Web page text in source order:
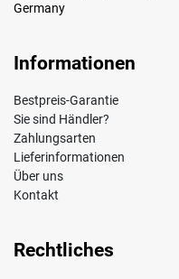
Germany
Informationen
Bestpreis-Garantie
Sie sind Händler?
Zahlungsarten
Lieferinformationen
Über uns
Kontakt
Rechtliches